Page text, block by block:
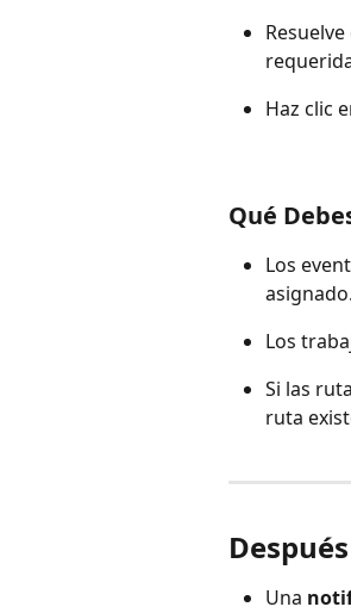
Haz clic
Qué
Los
asignado.
Los
Si las
ruta
Una